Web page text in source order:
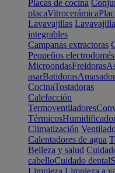
Placas de cocina
placaVitrocerámica
Lavavajillas
integrables
Campanas extractoras
Pequeños
MicroondasFreidoras
asarBatidoras
CocinaTostadoras
Calefacción
Termoventiladores
Térmicos
Climatización
Calentadores de agua
Belleza y salud
cabelloCuidado dental
Limpieza Limpieza a